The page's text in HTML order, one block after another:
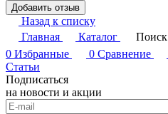
Добавить отзыв
Назад к списку
Главная
Каталог Поиск
0 Избранные 0 Сравнение
Статьи
Подписаться
на новости и акции